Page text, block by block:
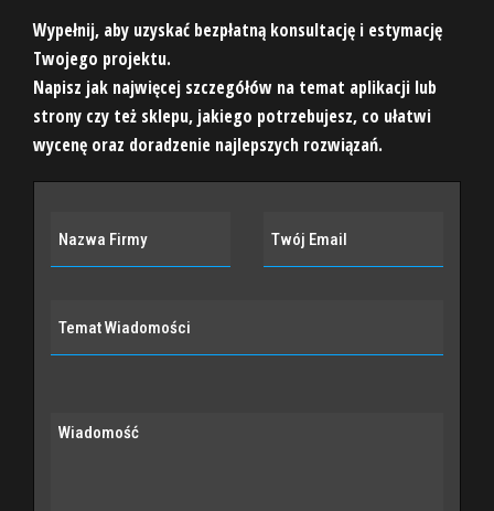
Wypełnij, aby uzyskać bezpłatną konsultację i estymację
Twojego projektu.
Napisz jak najwięcej szczegółów na temat aplikacji lub
strony czy też sklepu, jakiego potrzebujesz, co ułatwi
wycenę oraz doradzenie najlepszych rozwiązań.